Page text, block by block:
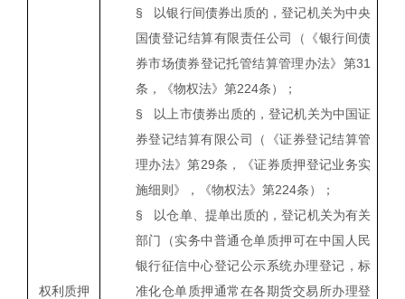
权利质押
§
以银行间债券出质的，登记机关为中央
国债登记结算有限责任公司（《银行间债
券市场债券登记托管结算管理办法》第31
条，《物权法》第224条）；
§
以上市债券出质的，登记机关为中国证
券登记结算有限公司（《证券登记结算管
理办法》第29条，《证券质押登记业务实
施细则》，《物权法》第224条）；
§
以仓单、提单出质的，登记机关为有关
部门（实务中普通仓单质押可在中国人民
银行征信中心登记公示系统办理登记，标
准化仓单质押通常在各期货交易所办理登